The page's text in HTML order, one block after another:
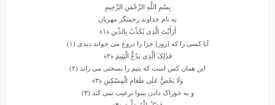
بِسْمِ اللَّهِ الرَّحْمَنِ الرَّحِیمِ
به نام خداوند رحمتگر مهربان
أَرَأَیْتَ الَّذِی یُکَذِّبُ بِالدِّینِ﴿۱﴾
آیا کسى را که [روز] جزا را دروغ مى‏ خواند دیدى (۱)
فَذَلِکَ الَّذِی یَدُعُّ الْیَتِیمَ﴿۲﴾
این همان کس است که یتیم را بسختى مى ‏راند (۲)
وَلَا یَحُضُّ عَلَى طَعَامِ الْمِسْکِینِ ﴿۳﴾
و به خوراک‏ دادن بینوا ترغیب نمى ‏کند (۳)